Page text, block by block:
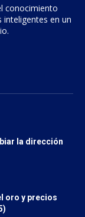
conocimiento
inteligentes en un
la dirección
oro y precios